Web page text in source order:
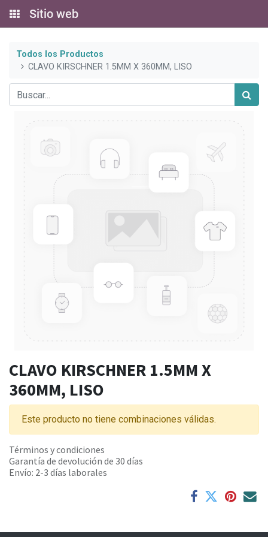
Sitio web
Todos los Productos
CLAVO KIRSCHNER 1.5MM X 360MM, LISO
CLAVO KIRSCHNER 1.5MM X
360MM, LISO
Este producto no tiene combinaciones válidas.
Términos y condiciones
Garantía de devolución de 30 días
Envío: 2-3 días laborales